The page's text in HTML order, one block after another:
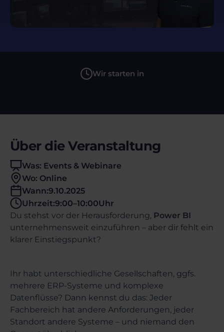
Wir starten in
Über die Veranstaltung
Was: Events & Webinare
Wo: Online
Wann:9.10.2025
Uhrzeit:9:00–10:00Uhr
Du stehst vor der Herausforderung, Power BI
unternehmensweit einzuführen – aber dir fehlt ein
klarer Einstiegspunkt?
Ihr habt unterschiedliche Gesellschaften, ggfs.
mehrere ERP-Systeme und komplexe
Datenflüsse? Dann kennst du das: Jeder
Fachbereich hat andere Anforderungen, jeder
Standort andere Systeme – und niemand den